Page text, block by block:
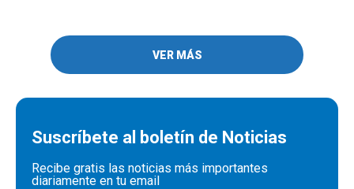
VER MÁS
Suscríbete al boletín de Noticias
Recibe gratis las noticias más importantes
diariamente en tu email